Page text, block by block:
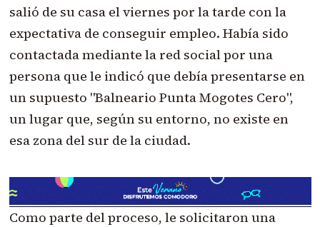
salió de su casa el viernes por la tarde con la
expectativa de conseguir empleo. Había sido
contactada mediante la red social por una
persona que le indicó que debía presentarse en
un supuesto "Balneario Punta Mogotes Cero",
un lugar que, según su entorno, no existe en
esa zona del sur de la ciudad.
Como parte del proceso, le solicitaron una